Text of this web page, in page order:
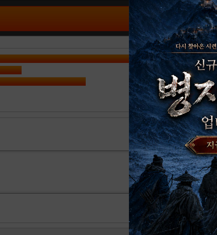
공략